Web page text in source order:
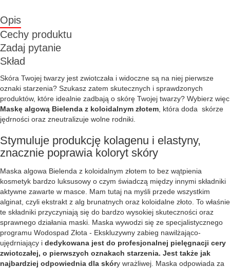
Opis
Cechy produktu
Zadaj pytanie
Skład
Skóra Twojej twarzy jest zwiotczała i widoczne są na niej pierwsze
oznaki starzenia? Szukasz zatem skutecznych i sprawdzonych
produktów, które idealnie zadbają o skórę Twojej twarzy? Wybierz więc
Maskę algową Bielenda z koloidalnym złotem , która doda skórze
jędrności oraz zneutralizuje wolne rodniki.
Stymuluje produkcję kolagenu i elastyny,
znacznie poprawia koloryt skóry
Maska algowa Bielenda z koloidalnym złotem to bez wątpienia
kosmetyk bardzo luksusowy o czym świadczą między innymi składniki
aktywne zawarte w masce. Mam tutaj na myśli przede wszystkim
alginat, czyli ekstrakt z alg brunatnych oraz koloidalne złoto. To właśnie
te składniki przyczyniają się do bardzo wysokiej skuteczności oraz
sprawnego działania maski. Maska wywodzi się ze specjalistycznego
programu Wodospad Złota - Ekskluzywny zabieg nawilżająco-
ujędrniający i dedykowana jest do profesjonalnej pielęgnacji cery
zwiotczałej, o pierwszych oznakach starzenia. Jest także jak
najbardziej odpowiednia dla skóry wrażliwej. Maska odpowiada za